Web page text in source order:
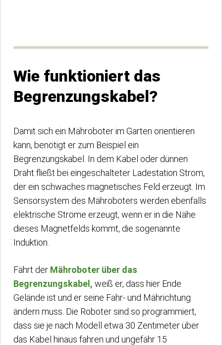
Wie funktioniert das
Begrenzungskabel?
Damit sich ein Mähroboter im Garten orientieren
kann, benötigt er zum Beispiel ein
Begrenzungskabel. In dem Kabel oder dünnen
Draht fließt bei eingeschalteter Ladestation Strom,
der ein schwaches magnetisches Feld erzeugt. Im
Sensorsystem des Mähroboters werden ebenfalls
elektrische Ströme erzeugt, wenn er in die Nähe
dieses Magnetfelds kommt, die sogenannte
Induktion.
Fährt der Mähroboter über das
Begrenzungskabel, weiß er, dass hier Ende
Gelände ist und er seine Fahr- und Mährichtung
ändern muss. Die Roboter sind so programmiert,
dass sie je nach Modell etwa 30 Zentimeter über
das Kabel hinaus fahren und ungefähr 15